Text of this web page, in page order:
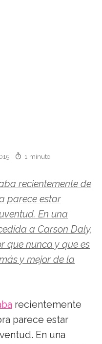
1 minuto
recientemente de
parece estar
En una
a Carson Daly,
que nunca y que es
y mejor de la
recientemente
parece estar
En una